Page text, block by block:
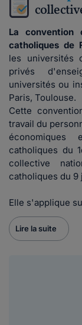
La convention
catholiques de
les universités
privés
universités ou
Paris, Toulouse.
Cette
travail du
catholiques du
collective
catholiques du 9
Elle s'applique
Lire la suite